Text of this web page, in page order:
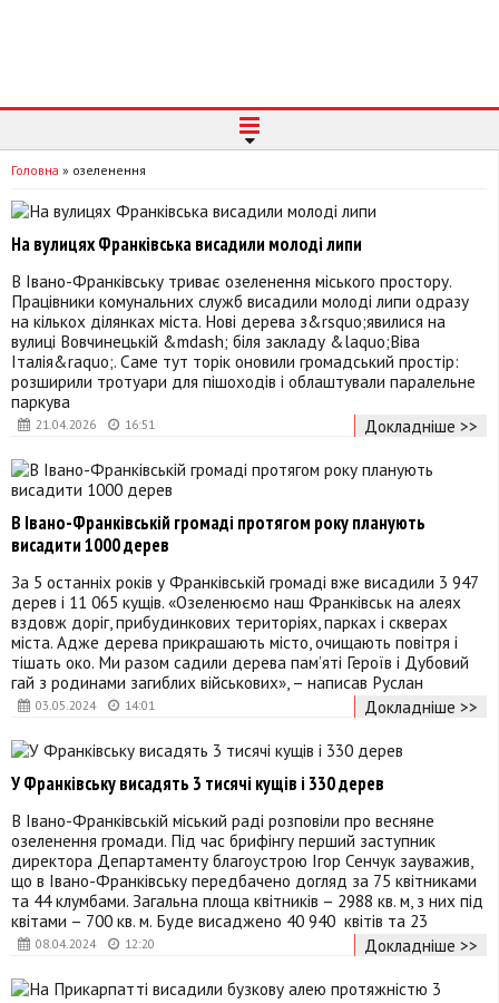
Головна » озеленення
21.04.2026 16:51
На вулицях Франківська висадили молоді липи
В Івано-Франківську триває озеленення міського простору.
Працівники комунальних служб висадили молоді липи одразу
на кількох ділянках міста. Нові дерева з&rsquo;явилися на
вулиці Вовчинецькій &mdash; біля закладу &laquo;Віва
Італія&raquo;. Саме тут торік оновили громадський простір:
розширили тротуари для пішоходів і облаштували паралельне
паркува
Докладніше >>
03.05.2024 14:01
В Івано-Франківській громаді протягом року планують
висадити 1000 дерев
За 5 останніх років у Франківській громаді вже висадили 3 947
дерев і 11 065 кущів. «Озеленюємо наш Франківськ на алеях
вздовж доріг, прибудинкових територіях, парках і скверах
міста. Адже дерева прикрашають місто, очищають повітря і
тішать око. Ми разом садили дерева пам’яті Героїв і Дубовий
гай з родинами загиблих військових», – написав Руслан
Докладніше >>
08.04.2024 12:20
У Франківську висадять 3 тисячі кущів і 330 дерев
В Івано-Франківській міський раді розповіли про весняне
озеленення громади. Під час брифінгу перший заступник
директора Департаменту благоустрою Ігор Сенчук зауважив,
що в Івано-Франківську передбачено догляд за 75 квітниками
та 44 клумбами. Загальна площа квітників – 2988 кв. м, з них під
квітами – 700 кв. м. Буде висаджено 40 940 квітів та 23
Докладніше >>